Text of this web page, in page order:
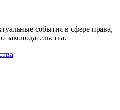
события в сфере права,
законодательства.